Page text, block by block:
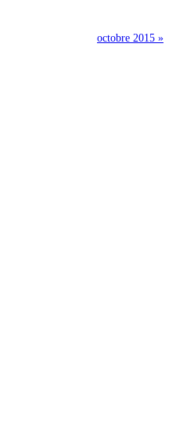
octobre 2015 »